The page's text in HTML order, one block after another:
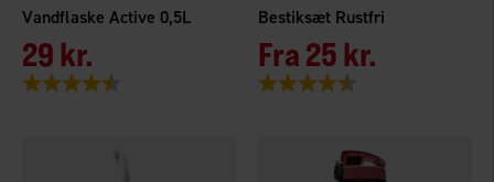
Vandflaske Active 0,5L
29 kr.
Vurdering:
Bestiksæt Rustfri
Fra25 kr.
Vurdering: